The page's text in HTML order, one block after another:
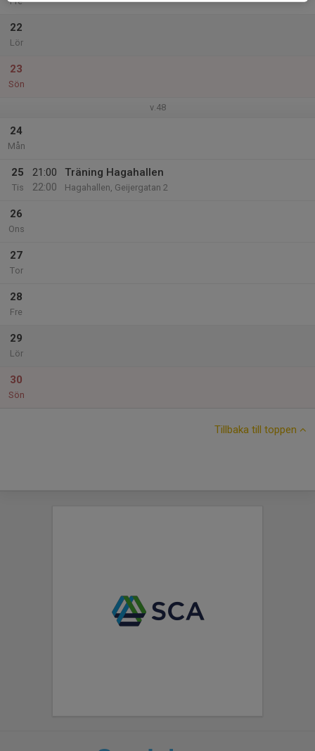
22
Lör
23
Sön
v.48
24
Mån
25
Tis
21:00
22:00
Träning Hagahallen
Hagahallen, Geijergatan 2
26
Ons
27
Tor
28
Fre
29
Lör
30
Sön
Tillbaka till toppen